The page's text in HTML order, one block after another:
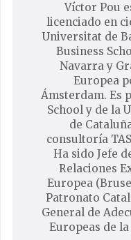
Víctor Pou
licenciado en
Universitat de
Business
Navarra y
Europea
Ámsterdam. Es
School y de la
de
consultoría
Ha sido Jefe
Relaciones
Europea
Patronato
General de
Europeas de